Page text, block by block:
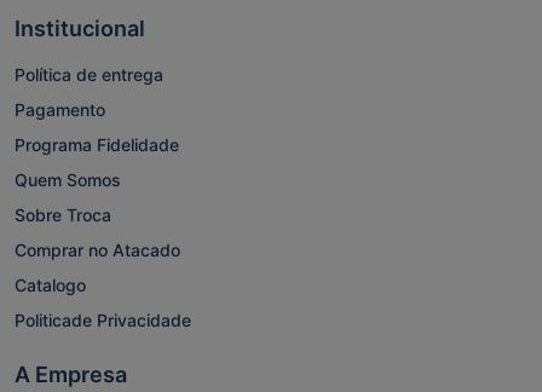
Institucional
Política de entrega
Pagamento
Programa Fidelidade
Quem Somos
Sobre Troca
Comprar no Atacado
Catalogo
Politicade Privacidade
A Empresa